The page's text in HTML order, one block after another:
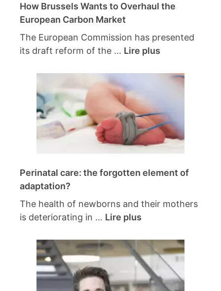
How Brussels Wants to Overhaul the
European Carbon Market
The European Commission has presented
its draft reform of the ... Lire plus
Perinatal care: the forgotten element of
adaptation?
The health of newborns and their mothers
is deteriorating in ... Lire plus